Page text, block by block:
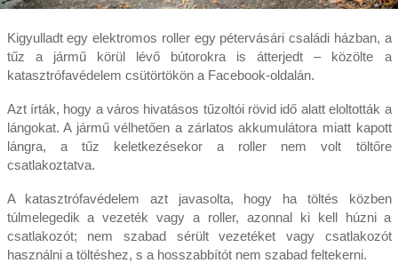
Kigyulladt egy elektromos roller egy pétervásári családi házban, a
tűz a jármű körül lévő bútorokra is átterjedt – közölte a
katasztrófavédelem csütörtökön a Facebook-oldalán.
Azt írták, hogy a város hivatásos tűzoltói rövid idő alatt eloltották a
lángokat. A jármű vélhetően a zárlatos akkumulátora miatt kapott
lángra, a tűz keletkezésekor a roller nem volt töltőre
csatlakoztatva.
A katasztrófavédelem azt javasolta, hogy ha töltés közben
túlmelegedik a vezeték vagy a roller, azonnal ki kell húzni a
csatlakozót; nem szabad sérült vezetéket vagy csatlakozót
használni a töltéshez, s a hosszabbítót nem szabad feltekerni.